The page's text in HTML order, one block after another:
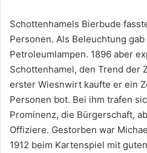
Schottenhamels Bierbude
Personen. Als Beleuchtung
Petroleumlampen. 1896 aber
Schottenhamel, den Trend der
erster Wiesnwirt kaufte er ein
Personen bot. Bei ihm trafen
Prominenz, die Bürgerschaft,
Offiziere. Gestorben war
1912 beim Kartenspiel mit